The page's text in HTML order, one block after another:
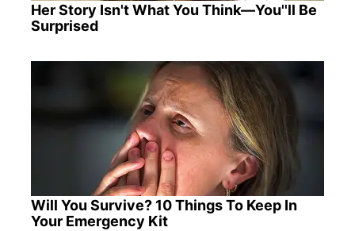
Her Story Isn't What You Think—You''ll Be
Surprised
Will You Survive? 10 Things To Keep In
Your Emergency Kit